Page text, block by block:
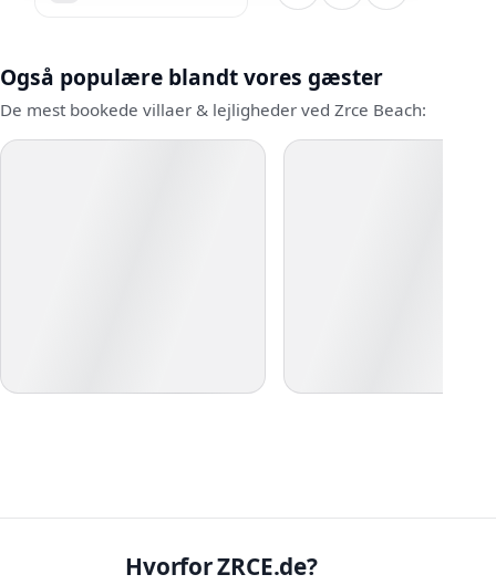
Også populære blandt vores gæster
De mest bookede villaer & lejligheder ved Zrce Beach:
Hvorfor ZRCE.de?